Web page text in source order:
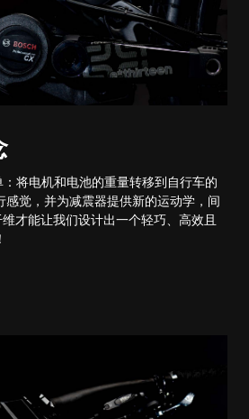
将电机和电池的重量转移到自行车的
觉，并为减震器提供新的运动学，间
才能让我们设计出一个轻巧、高效且